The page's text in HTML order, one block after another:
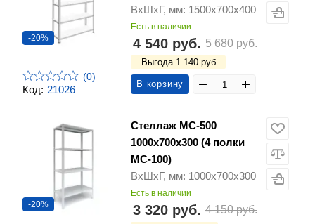
Код: 21026
-20%
(0)
ВхШхГ, мм: 1500х700х400
Есть в наличии
4 540 руб. 5 680 руб.
Выгода 1 140 руб.
В корзину
-20%
Стеллаж МС-500
1000х700х300 (4 полки
МС-100)
ВхШхГ, мм: 1000х700х300
Есть в наличии
3 320 руб. 4 150 руб.